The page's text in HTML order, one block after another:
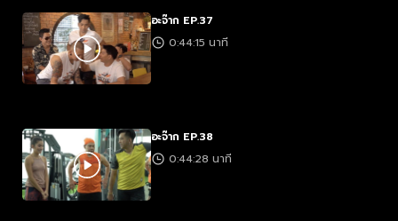
อะจ๊าก EP.37
0:44:15 นาที
อะจ๊าก EP.38
0:44:28 นาที